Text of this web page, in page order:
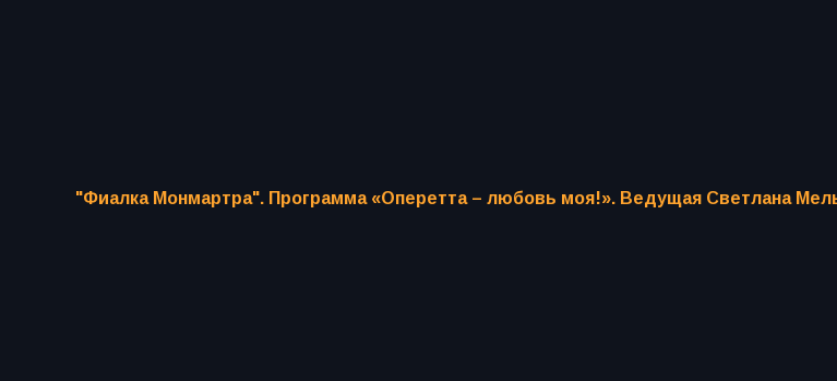
"Фиалка Монмартра". Программа «Оперетта – любовь моя!». Ведущая Светлана